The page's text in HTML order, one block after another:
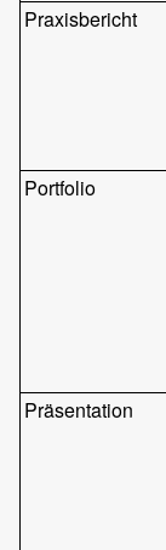
Praxisbericht
Portfolio
Präsentation